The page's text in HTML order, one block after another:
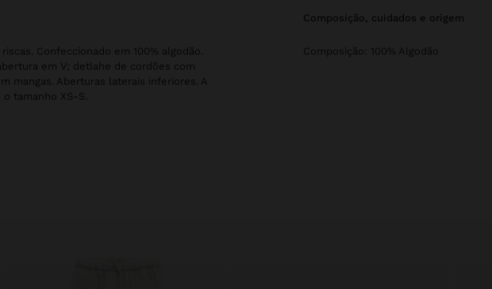
Confeccionado em 100% algodão.
em V; detlahe de cordões com
mangas. Aberturas laterais inferiores. A
tamanho XS-S.
composição, cuidados e origem
Composição: 100% Algodão